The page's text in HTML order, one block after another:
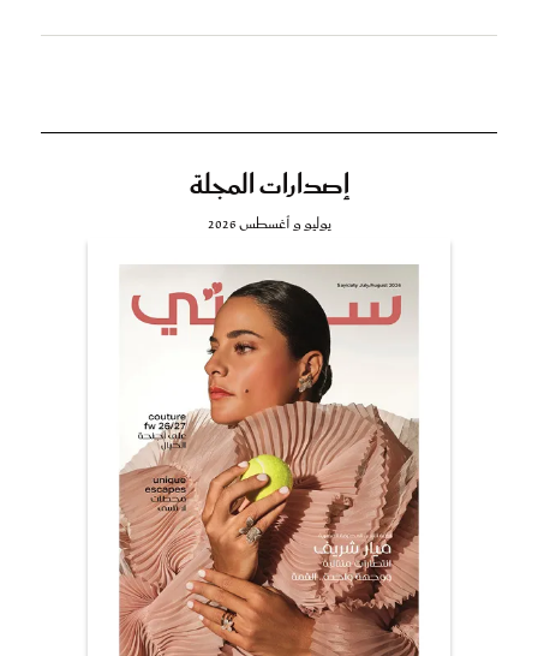
إصدارات المجلة
يوليو و أغسطس 2026